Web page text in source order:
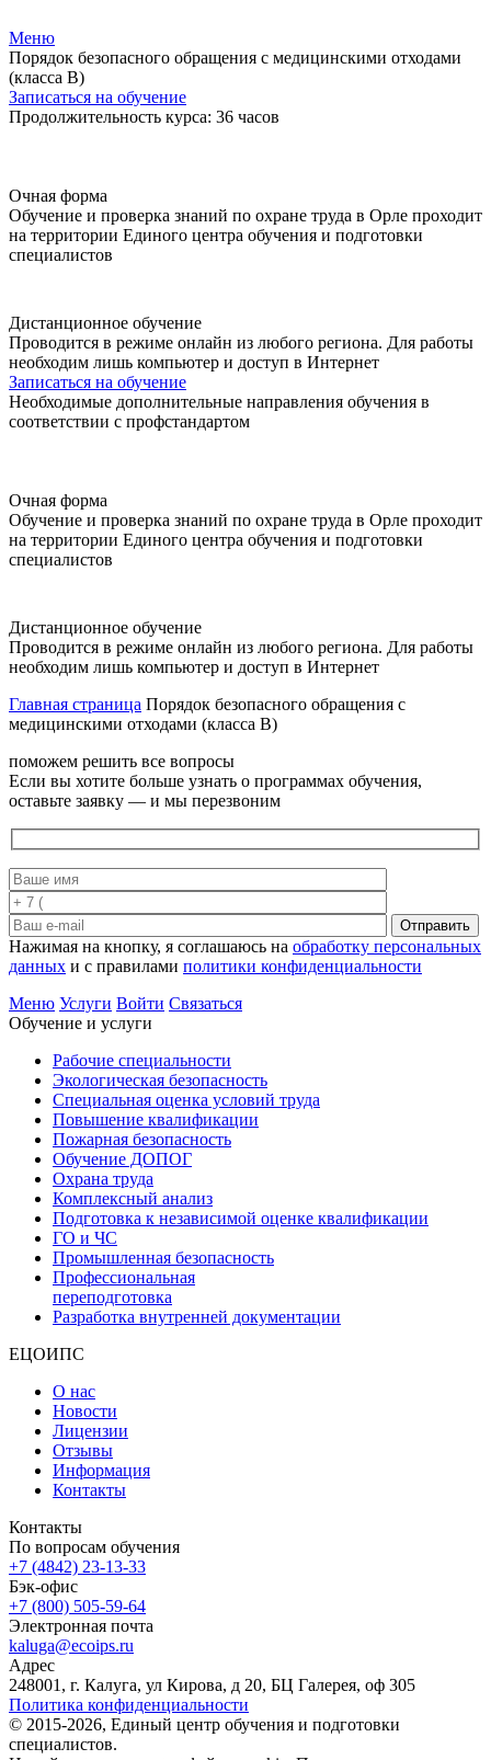
Меню
Порядок безопасного обращения с медицинскими отходами
(класса В)
Записаться на обучение
Продолжительность курса: 36 часов
Очная форма
Обучение и проверка знаний по охране труда в Орле проходит
на территории Единого центра обучения и подготовки
специалистов
Дистанционное обучение
Проводится в режиме онлайн из любого региона. Для работы
необходим лишь компьютер и доступ в Интернет
Записаться на обучение
Необходимые дополнительные направления обучения в
соответствии с профстандартом
Очная форма
Обучение и проверка знаний по охране труда в Орле проходит
на территории Единого центра обучения и подготовки
специалистов
Дистанционное обучение
Проводится в режиме онлайн из любого региона. Для работы
необходим лишь компьютер и доступ в Интернет
Главная страница Порядок безопасного обращения с
медицинскими отходами (класса В)
поможем решить все вопросы
Если вы хотите больше узнать о программах обучения,
оставьте заявку — и мы перезвоним
Отправить
Нажимая на кнопку, я соглашаюсь на обработку персональных
данных и с правилами политики конфиденциальности
Меню Услуги Войти Связаться
Обучение и услуги
Рабочие специальности
Экологическая безопасность
Специальная оценка условий труда
Повышение квалификации
Пожарная безопасность
Обучение ДОПОГ
Охрана труда
Комплексный анализ
Подготовка к независимой оценке квалификации
ГО и ЧС
Промышленная безопасность
Профессиональная
переподготовка
Разработка внутренней документации
ЕЦОИПС
О нас
Новости
Лицензии
Отзывы
Информация
Контакты
Контакты
По вопросам обучения
+7 (4842) 23-13-33
Бэк-офис
+7 (800) 505-59-64
Электронная почта
kaluga@ecoips.ru
Адрес
248001, г. Калуга, ул Кирова, д 20, БЦ Галерея, оф 305
Политика конфиденциальности
© 2015-2026, Единый центр обучения и подготовки
специалистов.